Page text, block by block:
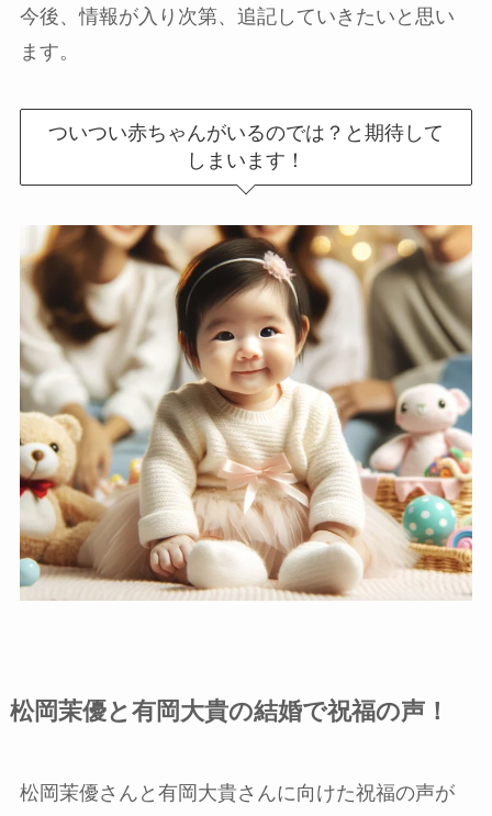
今後、情報が入り次第、追記していきたいと思い
ます。
ついつい赤ちゃんがいるのでは？と期待して
しまいます！
松岡茉優と有岡大貴の結婚で祝福の声！
松岡茉優さんと有岡大貴さんに向けた祝福の声が